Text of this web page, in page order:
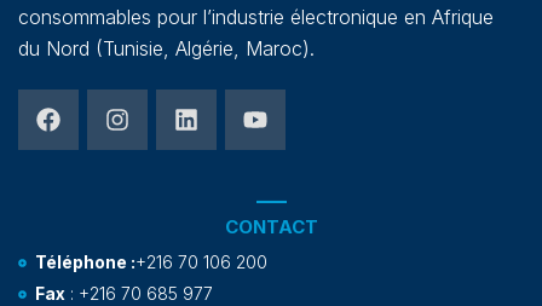
consommables pour l’industrie électronique en Afrique
du Nord (Tunisie, Algérie, Maroc).
CONTACT
Téléphone :+216 70 106 200
Fax : +216 70 685 977